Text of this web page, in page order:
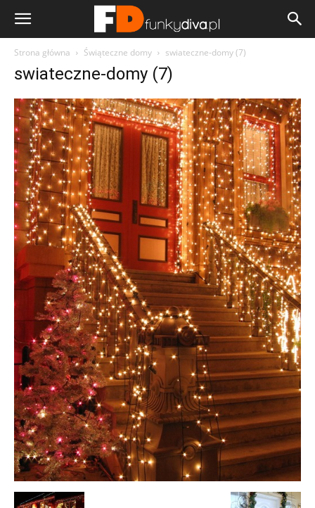
Strona główna Świąteczne domy swiateczne-domy (7)
swiateczne-domy (7)